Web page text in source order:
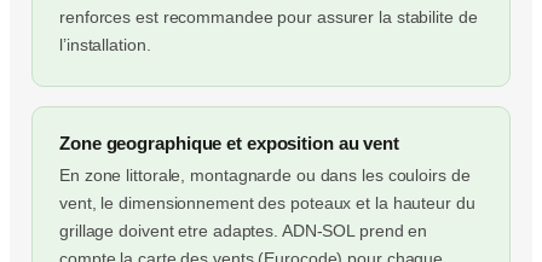
renforces est recommandee pour assurer la stabilite de
l’installation.
Zone geographique et exposition au vent
En zone littorale, montagnarde ou dans les couloirs de
vent, le dimensionnement des poteaux et la hauteur du
grillage doivent etre adaptes. ADN-SOL prend en
compte la carte des vents (Eurocode) pour chaque